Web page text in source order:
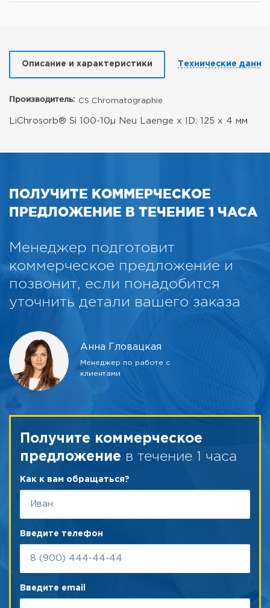
Описание и характеристики Технические
Производитель: CS Chromatographie
LiChrosorb® Si 100-10µ Neu Laenge x ID: 125 x 4 мм
ПОЛУЧИТЕ КОММЕРЧЕСКОЕ
ПРЕДЛОЖЕНИЕ В ТЕЧЕНИЕ 1 ЧАСА
Менеджер подготовит
коммерческое предложение и
позвонит, если понадобится
уточнить детали вашего заказа
Анна Гловацкая
Менеджер по работе с
клиентами
Получите коммерческое
предложение в течение 1 часа
Как к вам обращаться?
Введите телефон
Введите email